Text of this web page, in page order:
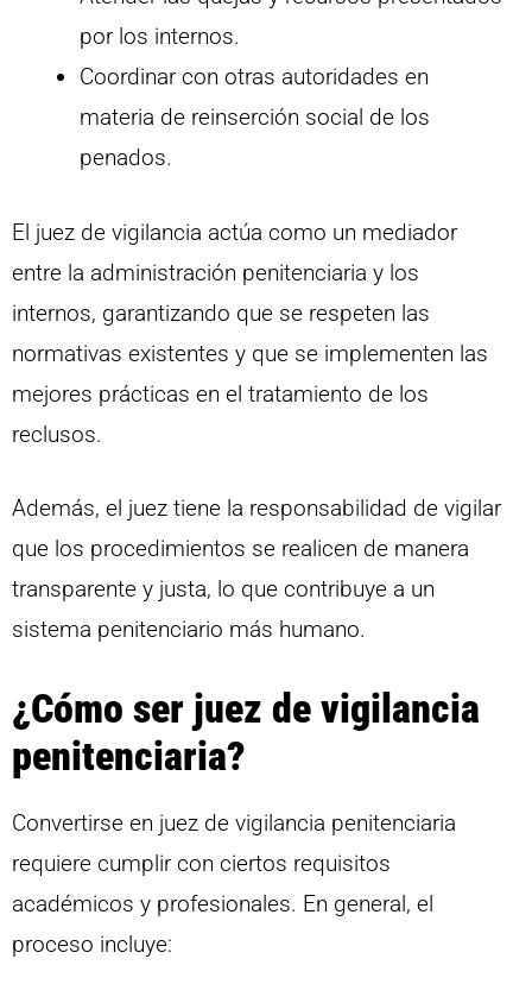
por los internos.
Coordinar con otras autoridades en
materia de reinserción social de los
penados.
El juez de vigilancia actúa como un mediador
entre la administración penitenciaria y los
internos, garantizando que se respeten las
normativas existentes y que se implementen las
mejores prácticas en el tratamiento de los
reclusos.
Además, el juez tiene la responsabilidad de vigilar
que los procedimientos se realicen de manera
transparente y justa, lo que contribuye a un
sistema penitenciario más humano.
¿Cómo ser juez de vigilancia
penitenciaria?
Convertirse en juez de vigilancia penitenciaria
requiere cumplir con ciertos requisitos
académicos y profesionales. En general, el
proceso incluye: